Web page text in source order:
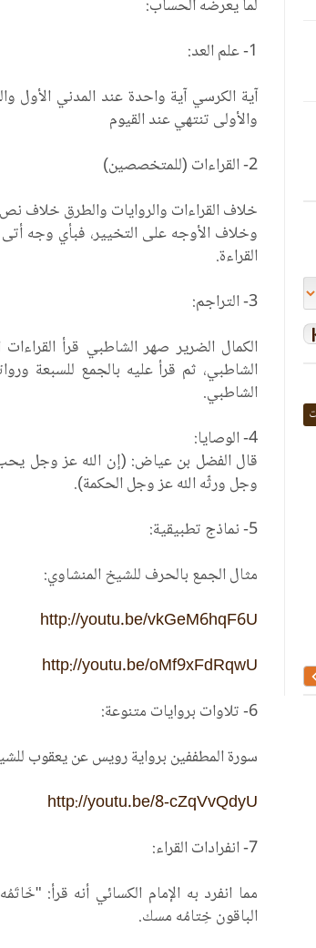
لما يعرضه الحساب:
1- علم العد:
آية الكرسي آية واحدة عند المدني الأول
والأولى تنتهي عند القيوم
2- القراءات (للمتخصصين)
خلاف القراءات والروايات والطرق خلاف
وخلاف الأوجه على التخيير، فبأي وجه
القراءة.
3- التراجم:
الكمال الضرير صهر الشاطبي قرأ
الشاطبي، ثم قرأ عليه بالجمع للسبعة
الشاطبي.
4- الوصايا:
قال الفضل بن عياض: (إن الله عز وجل يحب
وجل ورثّه الله عز وجل الحكمة).
5- نماذج تطبيقية:
مثال الجمع بالحرف للشيخ المنشاوي:
http://youtu.be/vkGeM6hqF6U
http://youtu.be/oMf9xFdRqwU
6- تلاوات بروايات متنوعة:
سورة المطففين برواية رويس عن يعقوب
http://youtu.be/8-cZqVvQdyU
7- انفرادات القراء:
مما انفرد به الإمام الكسائي أنه قرأ:
الباقون خِتامُه مسك.
مخطوطة مصحف ( أوراق مفرقة )